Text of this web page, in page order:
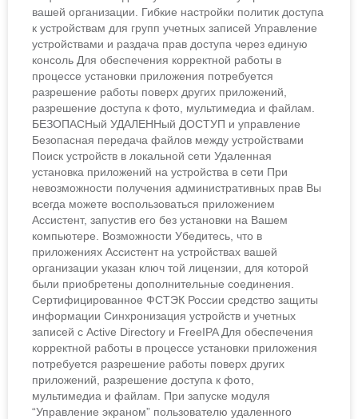
вашей организации. Гибкие настройки политик доступа
к устройствам для групп учетных записей Управление
устройствами и раздача прав доступа через единую
консоль Для обеспечения корректной работы в
процессе установки приложения потребуется
разрешение работы поверх других приложений,
разрешение доступа к фото, мультимедиа и файлам.
БЕЗОПАСНый УДАЛЕННый ДОСТУП и управление
Безопасная передача файлов между устройствами
Поиск устройств в локальной сети Удаленная
установка приложений на устройства в сети При
невозможности получения административных прав Вы
всегда можете воспользоваться приложением
Ассистент, запустив его без установки на Вашем
компьютере. Возможности Убедитесь, что в
приложениях Ассистент на устройствах вашей
организации указан ключ той лицензии, для которой
были приобретены дополнительные соединения.
Сертифицированное ФСТЭК России средство защиты
информации Синхронизация устройств и учетных
записей с Active Directory и FreeIPA Для обеспечения
корректной работы в процессе установки приложения
потребуется разрешение работы поверх других
приложений, разрешение доступа к фото,
мультимедиа и файлам. При запуске модуля
“Управление экраном” пользователю удаленного